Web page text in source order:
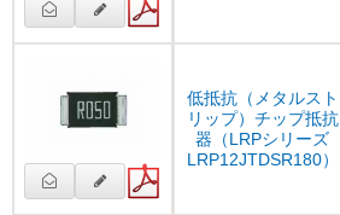
低抵抗（メタルスト
リップ）チップ抵抗
器（LRPシリーズ
LRP12JTDSR180）